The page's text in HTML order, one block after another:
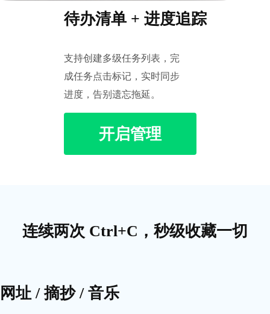
待办清单 + 进度追踪
支持创建多级任务列表，完
成任务点击标记，实时同步
进度，告别遗忘拖延。
开启管理
连续两次 Ctrl+C，秒级收藏一切
网址 / 摘抄 / 音乐